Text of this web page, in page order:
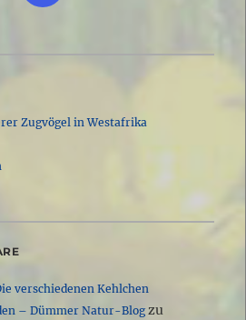
Zugvögel in Westafrika
verschiedenen Kehlchen
– Dümmer Natur-Blogzu